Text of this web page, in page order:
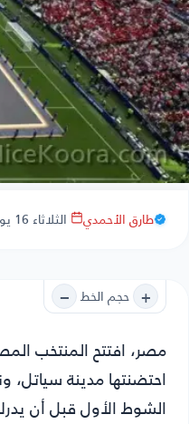
طارق الأحمدي الثلاثاء 16 يونيو 2026
+ حجم الخط −
مصر
احتضنتها مدينة سياتل،
الشوط الأول قبل أن